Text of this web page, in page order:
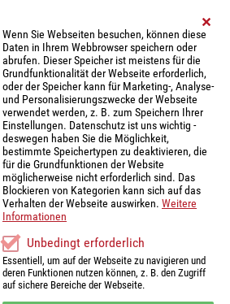
*
Passwort vergessen?
*
Angemeldet bleiben
Anmelden
Wenn Sie Webseiten besuchen, können diese
Daten in Ihrem Webbrowser speichern oder
abrufen. Dieser Speicher ist meistens für die
Grundfunktionalität der Webseite erforderlich,
oder der Speicher kann für Marketing-, Analyse-
und Personalisierungszwecke der Webseite
verwendet werden, z. B. zum Speichern Ihrer
Einstellungen. Datenschutz ist uns wichtig -
deswegen haben Sie die Möglichkeit,
bestimmte Speichertypen zu deaktivieren, die
für die Grundfunktionen der Website
möglicherweise nicht erforderlich sind. Das
Blockieren von Kategorien kann sich auf das
Verhalten der Webseite auswirken. Weitere
Informationen
Unbedingt erforderlich
Essentiell, um auf der Webseite zu navigieren und
deren Funktionen nutzen können, z. B. den Zugriff
auf sichere Bereiche der Webseite.